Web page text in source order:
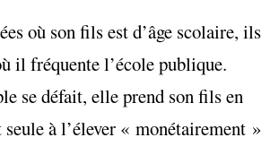
où son fils est d’âge scolaire, ils
il fréquente l’école publique.
se défait, elle prend son fils en
à l’élever « monétairement »